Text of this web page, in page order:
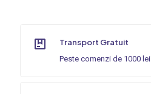
Transport Gratuit
Peste comenzi de 1000 lei